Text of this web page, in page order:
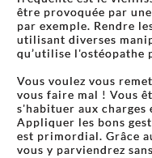
être provoquée par
par exemple. Rendre
utilisant diverses
qu’utilise l'ostéopathe
Vous voulez vous
vous faire mal ! Vous
s'habituer aux
Appliquer les bons
est primordial. Grâce
vous y parviendrez